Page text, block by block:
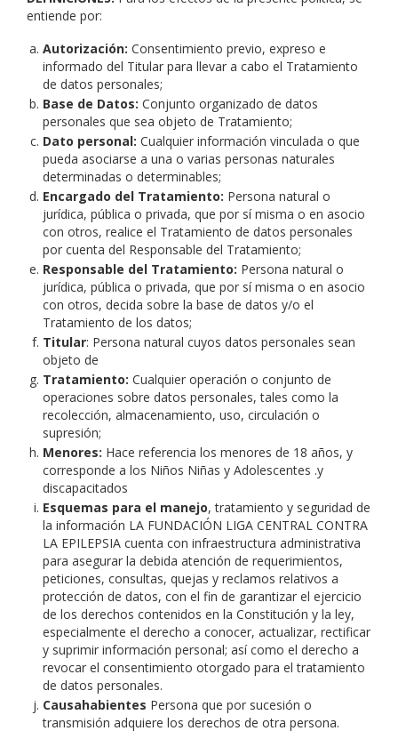
entiende por:
Autorización: Consentimiento previo, expreso e
informado del Titular para llevar a cabo el Tratamiento
de datos personales;
Base de Datos: Conjunto organizado de datos
personales que sea objeto de Tratamiento;
Dato personal: Cualquier información vinculada o que
pueda asociarse a una o varias personas naturales
determinadas o determinables;
Encargado del Tratamiento: Persona natural o
jurídica, pública o privada, que por sí misma o en asocio
con otros, realice el Tratamiento de datos personales
por cuenta del Responsable del Tratamiento;
Responsable del Tratamiento: Persona natural o
jurídica, pública o privada, que por sí misma o en asocio
con otros, decida sobre la base de datos y/o el
Tratamiento de los datos;
Titular: Persona natural cuyos datos personales sean
objeto de
Tratamiento: Cualquier operación o conjunto de
operaciones sobre datos personales, tales como la
recolección, almacenamiento, uso, circulación o
supresión;
Menores: Hace referencia los menores de 18 años, y
corresponde a los Niños Niñas y Adolescentes .y
discapacitados
Esquemas para el manejo, tratamiento y seguridad de
la información LA FUNDACIÓN LIGA CENTRAL CONTRA
LA EPILEPSIA cuenta con infraestructura administrativa
para asegurar la debida atención de requerimientos,
peticiones, consultas, quejas y reclamos relativos a
protección de datos, con el fin de garantizar el ejercicio
de los derechos contenidos en la Constitución y la ley,
especialmente el derecho a conocer, actualizar, rectificar
y suprimir información personal; así como el derecho a
revocar el consentimiento otorgado para el tratamiento
de datos personales.
Causahabientes Persona que por sucesión o
transmisión adquiere los derechos de otra persona.